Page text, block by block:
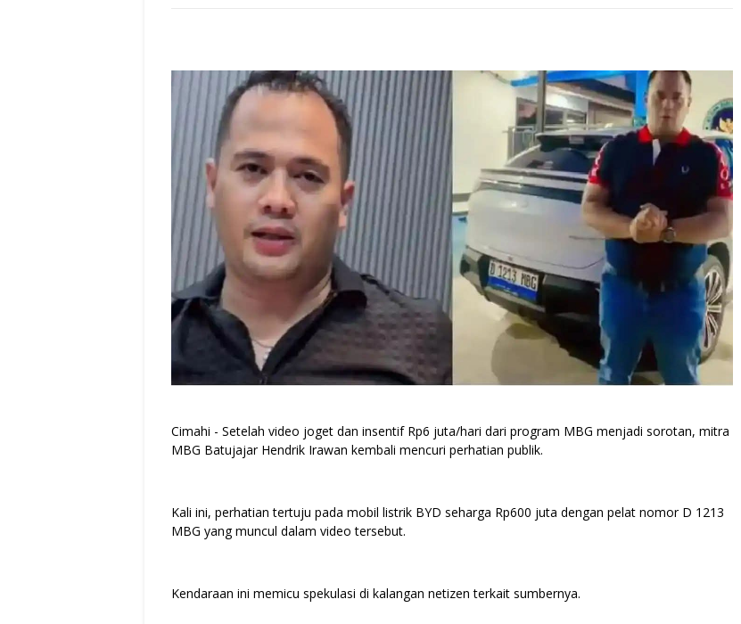
Cimahi - Setelah video joget dan insentif Rp6 juta/hari dari program MBG menjadi sorotan, mitra
MBG Batujajar Hendrik Irawan kembali mencuri perhatian publik.
Kali ini, perhatian tertuju pada mobil listrik BYD seharga Rp600 juta dengan pelat nomor D 1213
MBG yang muncul dalam video tersebut.
Kendaraan ini memicu spekulasi di kalangan netizen terkait sumbernya.